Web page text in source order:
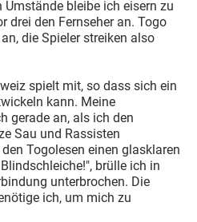
bleibe ich eisern zu
drei den Fernseher an. Togo
die Spieler streiken also
spielt mit, so dass sich ein
kann. Meine
gerade an, als ich den
Sau und Rassisten
Togolesen einen glasklaren
brülle ich in
unterbrochen. Die
ich, um mich zu